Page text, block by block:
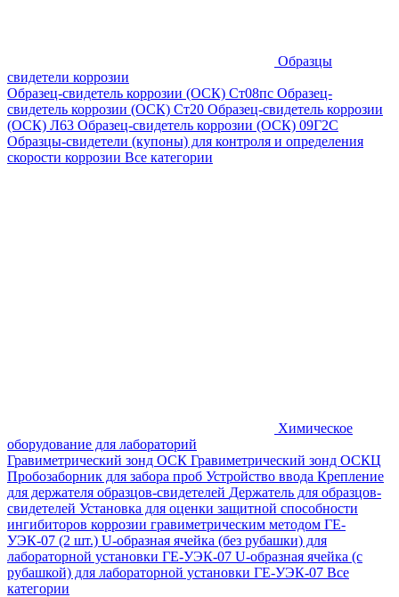
Образцы
свидетели коррозии
Образец-свидетель коррозии (ОСК) Ст08пс Образец-
свидетель коррозии (ОСК) Ст20 Образец-свидетель коррозии
(ОСК) Л63 Образец-свидетель коррозии (ОСК) 09Г2С
Образцы-свидетели (купоны) для контроля и определения
скорости коррозии Все категории
Химическое
оборудование для лабораторий
Гравиметрический зонд ОСК Гравиметрический зонд ОСКЦ
Пробозаборник для забора проб Устройство ввода Крепление
для держателя образцов-свидетелей Держатель для образцов-
свидетелей Установка для оценки защитной способности
ингибиторов коррозии гравиметрическим методом ГЕ-
УЭК-07 (2 шт.) U-образная ячейка (без рубашки) для
лабораторной установки ГЕ-УЭК-07 U-образная ячейка (с
рубашкой) для лабораторной установки ГЕ-УЭК-07 Все
категории